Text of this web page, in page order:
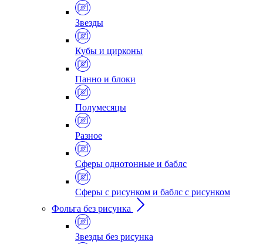
Звезды
Кубы и цирконы
Панно и блоки
Полумесяцы
Разное
Сферы однотонные и баблс
Сферы с рисунком и баблс с рисунком
Фольга без рисунка
Звезды без рисунка